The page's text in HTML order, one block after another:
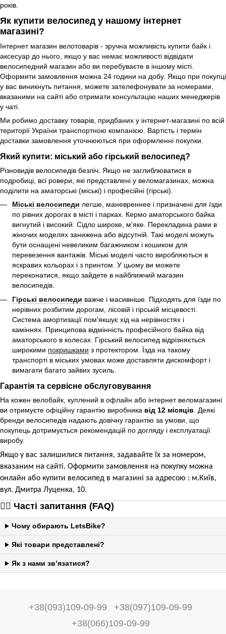
років.
Як купити велосипед у нашому інтернет
магазині?
Інтернет магазин велотоварів - зручна можливість купити байк і
аксесуар до нього, якщо у вас немає можливості відвідати
велосипедний магазин або ви перебуваєте в іншому місті.
Оформити замовлення можна 24 години на добу. Якщо при покупці
у вас виникнуть питання, можете зателефонувати за номерами,
вказаними на сайті або отримати консультацію наших менеджерів
у чаті.
Ми робимо доставку товарів, придбаних у інтернет-магазині по всій
території України транспортною компанією. Вартість і термін
доставки замовлення уточнюються при оформленні покупки.
Який купити: міський або гірський велосипед?
Різновидів велосипедів безліч. Якщо не заглиблюватися в
подробиці, всі ровери, які представлені у веломагазинах, можна
поділити на аматорські (міські) і професійні (гірські).
Міські велосипеди легше, маневреннее і призначені для їзди
по рівних дорогах в місті і парках. Кермо аматорського байка
вигнутий і високий. Сідло широке, м'яке. Перекладина рами в
жіночих моделях занижена або відсутній. Такі моделі можуть
бути оснащені невеликим багажником і кошиком для
перевезення вантажів. Міські моделі часто виробляються в
яскравих кольорах і з принтом. У цьому ви можете
переконатися, якщо зайдете в найближчий магазин
велосипедів.
Гірські велосипеди важче і масивніше. Підходять для їзди по
нерівних розбитим дорогам, лісовій і гірській місцевості.
Система амортизації пом'якшує хід на нерівностях і
каміннях. Принципова відмінність професійного байка від
аматорського в колесах. Гірський велосипед відрізняється
широкими покришками з протектором. Їзда на такому
транспорті в міських умовах може доставляти дискомфорт і
вимагати багато зайвих зусиль.
Гарантія та сервісне обслуговування
На кожен велобайк, куплений в офлайн або інтернет веломагазині
ви отримуєте офіційну гарантію виробника від 12 місяців . Деякі
бренди велосипедів надають довічну гарантію за умови, що
покупець дотримується рекомендацій по догляду і експлуатації
виробу.
Якщо у вас залишилися питання, задавайте їх за номером,
вказаним на сайті. Оформити замовлення на покупку можна
онлайн або купити велосипед в магазині за адресою : м.Київ,
вул. Дмитра Луценка, 10.
🙋‍♀️ Часті запитання (FAQ)
Чому обирають LetsBike?
Які товари представлені?
Як з нами зв’язатися?
+38(093)109-09-99
+38(097)109-09-99
+38(066)109-09-99